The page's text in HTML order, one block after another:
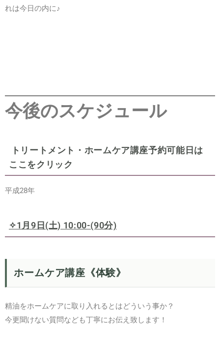
れは今日の内に♪
今後のスケジュール
ト リートメント・ホームケア講座予約可能日は
ここをクリック
平成28年
✧1月9日(土) 10:00-(90分)
ホームケア講座《体験》
精油をホームケアに取り入れるとはどういう事か？
今更聞けない質問なども丁寧にお伝え致します！